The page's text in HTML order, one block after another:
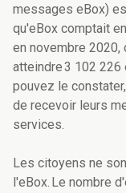
messages eBox)
qu'eBox comptait
en novembre 2020,
atteindre 3 102 226
pouvez le
de recevoir leurs
services.
Les citoyens ne
l'eBox. Le nombre